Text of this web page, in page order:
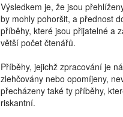
Výsledkem je, že jsou
by mohly pohoršit, a přednost
příběhy, které jsou přijatelné a
větší počet čtenářů.
Příběhy, jejichž zpracování je
zlehčovány nebo opomíjeny,
přecházeny také ty příběhy,
riskantní.